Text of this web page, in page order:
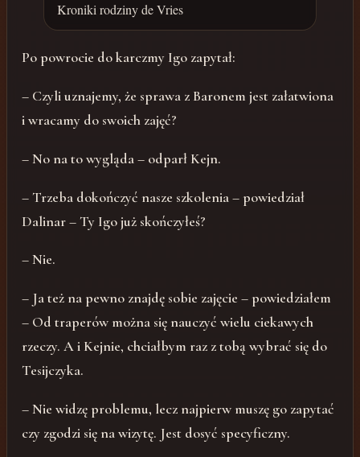
Kroniki rodziny de Vries
Po powrocie do karczmy Igo zapytał:
– Czyli uznajemy, że sprawa z Baronem jest załatwiona
i wracamy do swoich zajęć?
– No na to wygląda – odparł Kejn.
– Trzeba dokończyć nasze szkolenia – powiedział
Dalinar – Ty Igo już skończyłeś?
– Nie.
– Ja też na pewno znajdę sobie zajęcie – powiedziałem
– Od traperów można się nauczyć wielu ciekawych
rzeczy. A i Kejnie, chciałbym raz z tobą wybrać się do
Tesijczyka.
– Nie widzę problemu, lecz najpierw muszę go zapytać
czy zgodzi się na wizytę. Jest dosyć specyficzny.